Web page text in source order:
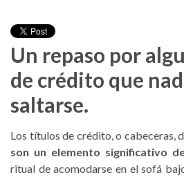
Un repaso por
de crédito que
saltarse.
Los títulos de crédito, o cabeceras,
son un elemento significativo
ritual de acomodarse en el sofá